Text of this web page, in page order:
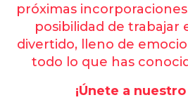
próximas
posibilidad de trabajar
divertido, lleno de
todo lo que has
¡Únete a